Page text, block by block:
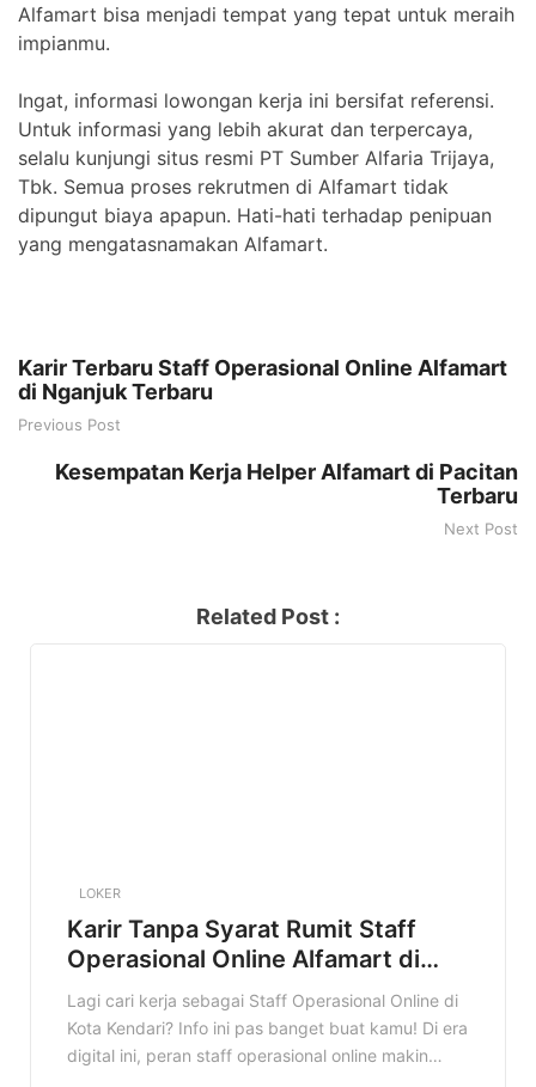
Alfamart bisa menjadi tempat yang tepat untuk meraih
impianmu.
Ingat, informasi lowongan kerja ini bersifat referensi.
Untuk informasi yang lebih akurat dan terpercaya,
selalu kunjungi situs resmi PT Sumber Alfaria Trijaya,
Tbk. Semua proses rekrutmen di Alfamart tidak
dipungut biaya apapun. Hati-hati terhadap penipuan
yang mengatasnamakan Alfamart.
Karir Terbaru Staff Operasional Online Alfamart
di Nganjuk Terbaru
Previous Post
Kesempatan Kerja Helper Alfamart di Pacitan
Terbaru
Next Post
Related Post :
LOKER
Karir Tanpa Syarat Rumit Staff
Operasional Online Alfamart di
Kota Kendari Terbaru
Lagi cari kerja sebagai Staff Operasional Online di
Kota Kendari? Info ini pas banget buat kamu! Di era
digital ini, peran staff operasional online makin